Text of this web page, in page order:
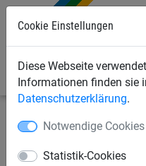
Cookie Einstellungen
Diese Webseite
Informationen finden sie
Datenschutzerklärung.
Notwendige Cookies
Statistik-Cookies
Industrienetze